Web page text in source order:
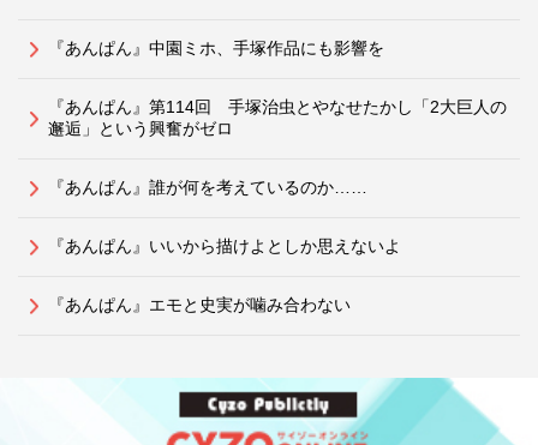
『あんぱん』中園ミホ、手塚作品にも影響を
『あんぱん』第114回 手塚治虫とやなせたかし「2大巨人の
邂逅」という興奮がゼロ
『あんぱん』誰が何を考えているのか……
『あんぱん』いいから描けよとしか思えないよ
『あんぱん』エモと史実が噛み合わない